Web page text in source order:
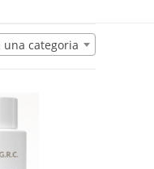
una categoria